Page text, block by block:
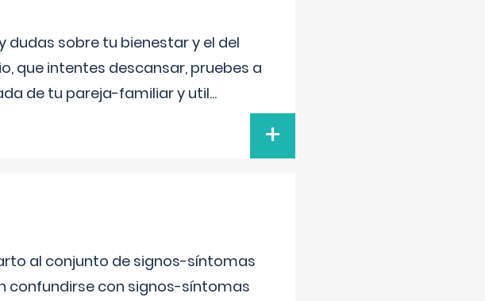
sobre tu bienestar y el del
que intentes descansar, pruebes a
de tu pareja-familiar y util...
+
al conjunto de signos-síntomas
confundirse con signos-síntomas